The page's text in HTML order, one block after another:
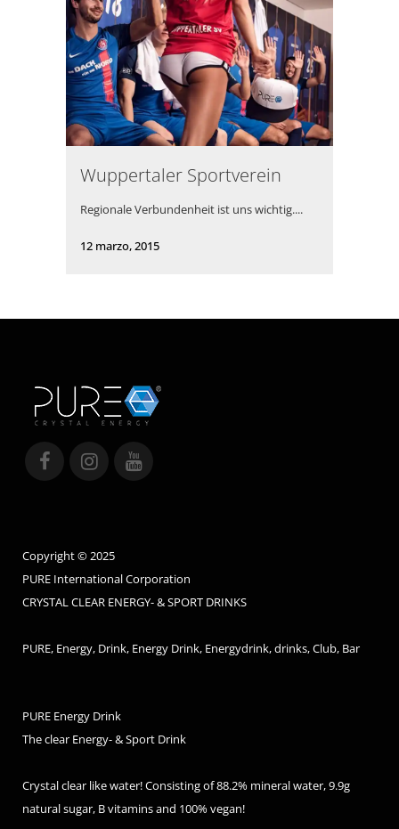
Wuppertaler Sportverein
Regionale Verbundenheit ist uns wichtig....
12 marzo, 2015
Copyright © 2025
PURE International Corporation
CRYSTAL CLEAR ENERGY- & SPORT DRINKS
PURE, Energy, Drink, Energy Drink, Energydrink, drinks, Club, Bar
PURE Energy Drink
The clear Energy- & Sport Drink
Crystal clear like water! Consisting of 88.2% mineral water, 9.9g
natural sugar, B vitamins and 100% vegan!